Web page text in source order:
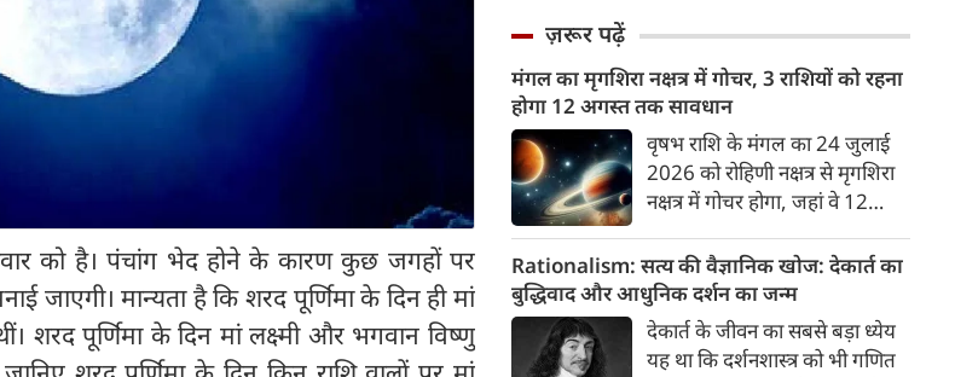
को है। पंचांग भेद होने के कारण कुछ जगहों पर
जाएगी। मान्यता है कि शरद पूर्णिमा के दिन ही मां
शरद पूर्णिमा के दिन मां लक्ष्मी और भगवान विष्णु
ज़रूर पढ़ें
मंगल का मृगशिरा नक्षत्र में गोचर, 3 राशियों को रहना
होगा 12 अगस्त तक सावधान
वृषभ राशि के मंगल का 24 जुलाई
2026 को रोहिणी नक्षत्र से मृगशिरा
नक्षत्र में गोचर होगा, जहां वे 12
परिवर्तन के चलते 3 राशि के लोगों
को 12 अगस्त तक रहना होगा
सावधान। चलिए जानते हैं कि किन
राशि 3 राशियों को रहना होगा
Rationalism: सत्य की वैज्ञानिक खोज: देकार्त का
बुद्धिवाद और आधुनिक दर्शन का जन्म
देकार्त के जीवन का सबसे बड़ा ध्येय
यह था कि दर्शनशास्त्र को भी गणित